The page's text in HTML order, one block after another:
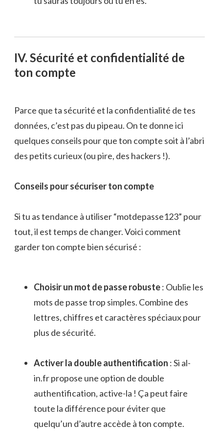
IV. Sécurité et confidentialité de
ton compte
Parce que ta sécurité et la confidentialité de tes
données, c’est pas du pipeau. On te donne ici
quelques conseils pour que ton compte soit à l’abri
des petits curieux (ou pire, des hackers !).
Conseils pour sécuriser ton compte
Si tu as tendance à utiliser “motdepasse123” pour
tout, il est temps de changer. Voici comment
garder ton compte bien sécurisé :
Choisir un mot de passe robuste: Oublie les
mots de passe trop simples. Combine des
lettres, chiffres et caractères spéciaux pour
plus de sécurité.
Activer la double authentification : Si al-
in.fr propose une option de double
authentification, active-la ! Ça peut faire
toute la différence pour éviter que
quelqu’un d’autre accède à ton compte.